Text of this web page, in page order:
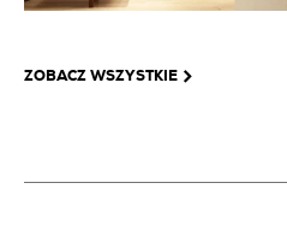
ZOBACZ WSZYSTKIE